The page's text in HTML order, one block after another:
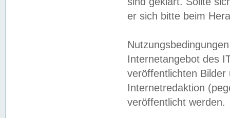
er sich bitte beim
Internetangebot des
veröffentlichten
Internetredaktion
veröffentlicht werden.